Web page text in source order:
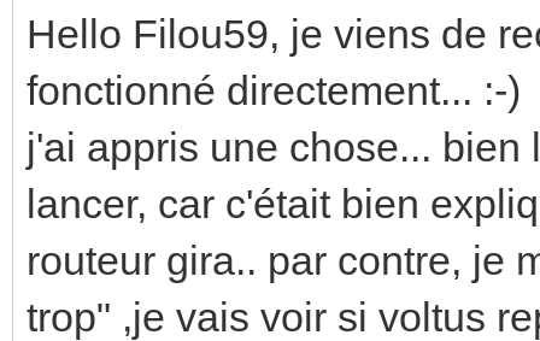
Hello Filou59, je viens de
fonctionné directement... :-)
j'ai appris une chose...
lancer, car c'était bien
routeur gira.. par contre, je
trop" ,je vais voir si voltus